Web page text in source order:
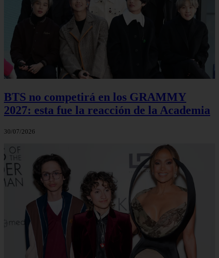
BTS no competirá en los GRAMMY
2027: esta fue la reacción de la Academia
30/07/2026